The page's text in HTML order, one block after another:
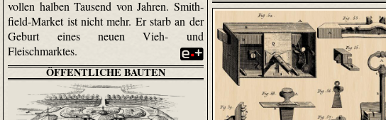
vollen halben Tausend von Jahren. Smith­
field-Market ist nicht mehr. Er starb an der
Geburt eines neuen Vieh- und
Fleischmarktes.
ÖFFENTLICHE BAUTEN